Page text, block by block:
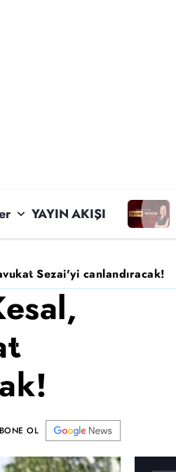
YAYIN AKIŞI
Sezai'yi canlandıracak!
OL